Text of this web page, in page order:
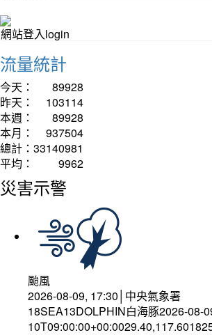
網站登入login
流量統計
今天：
89928
昨天：
103114
本週：
89928
本月：
937504
總計： 33140981
平均：
9962
災害示警
颱風
2026-08-09, 17:30│中央氣象署
18SEA13DOLPHIN白海豚2026-08-